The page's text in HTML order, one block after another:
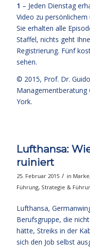
1 – Jeden Dienstag
Video zu
Sie erhalten alle
Staffel, nichts geht
Registrierung. Fünf
sehen.
© 2015, Prof. Dr.
York.
Lufthansa:
ruiniert
25. Februar 2015 / in Marke,
Führung, Strategie &
Lufthansa,
Berufsgruppe, die
hätte, Streiks in der
sich den Job selbst